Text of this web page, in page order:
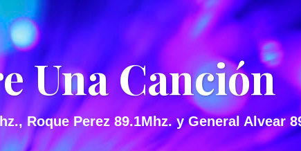
Una Canción
Roque Perez 89.1Mhz. y General Alvear